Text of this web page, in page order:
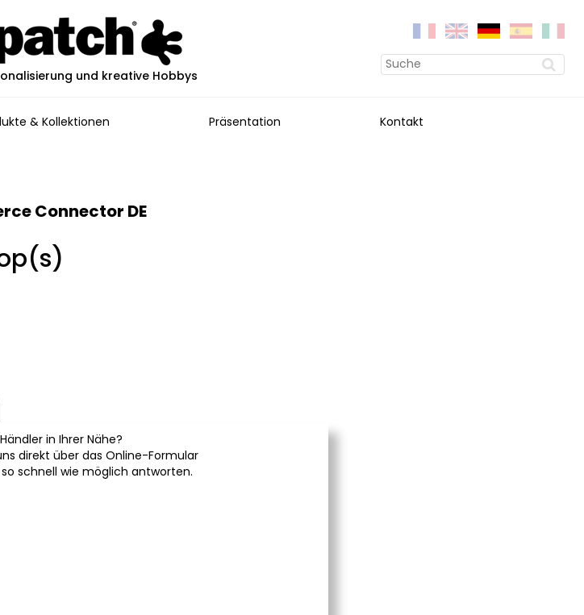
und kreative Hobbys
& Kollektionen Präsentation Kontakt
Connector DE
in Ihrer Nähe?
direkt über das Online-Formular
schnell wie möglich antworten.